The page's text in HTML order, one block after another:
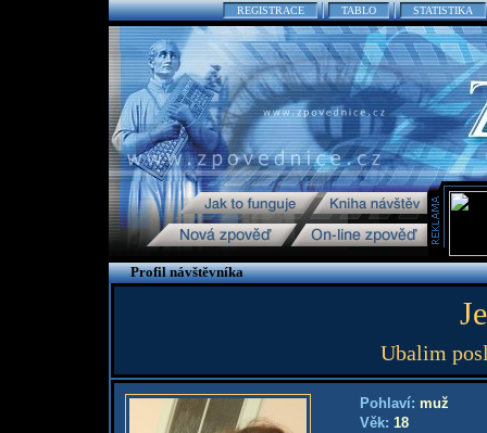
REGISTRACE TABLO STATISTIKA
Profil návštěvníka
Ubalim
Pohlaví: muž
Věk: 18